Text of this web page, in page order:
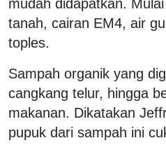
mudah didapatkan.
tanah, cairan EM4, air
toples.
Sampah organik yang
cangkang telur, hingga
makanan. Dikatakan
pupuk dari sampah ini